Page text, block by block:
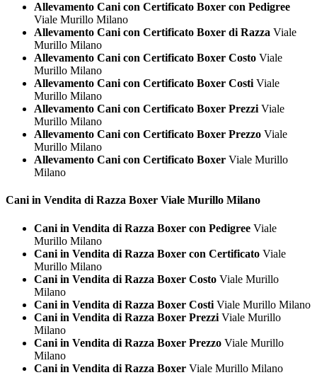
Allevamento Cani con Certificato Boxer con Pedigree
Viale Murillo Milano
Allevamento Cani con Certificato Boxer di Razza Viale
Murillo Milano
Allevamento Cani con Certificato Boxer Costo Viale
Murillo Milano
Allevamento Cani con Certificato Boxer Costi Viale
Murillo Milano
Allevamento Cani con Certificato Boxer Prezzi Viale
Murillo Milano
Allevamento Cani con Certificato Boxer Prezzo Viale
Murillo Milano
Allevamento Cani con Certificato Boxer Viale Murillo
Milano
Cani in Vendita di Razza Boxer Viale Murillo Milano
Cani in Vendita di Razza Boxer con Pedigree Viale
Murillo Milano
Cani in Vendita di Razza Boxer con Certificato Viale
Murillo Milano
Cani in Vendita di Razza Boxer Costo Viale Murillo
Milano
Cani in Vendita di Razza Boxer Costi Viale Murillo Milano
Cani in Vendita di Razza Boxer Prezzi Viale Murillo
Milano
Cani in Vendita di Razza Boxer Prezzo Viale Murillo
Milano
Cani in Vendita di Razza Boxer Viale Murillo Milano